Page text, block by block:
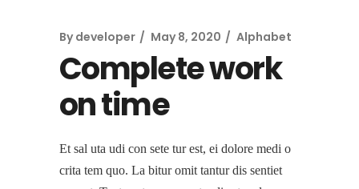
By developer May 8, 2020 Alphabet
Complete work
on time
Et sal uta udi con sete tur est, ei dolore medi o
crita tem quo. La bitur omit tantur dis sentiet